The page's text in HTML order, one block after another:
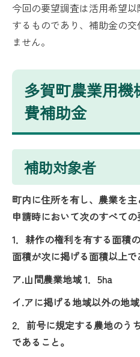
今回の要望調査は活用希望
するものであり、補助金の
ません。
多賀町農業用機
費補助金
補助対象者
町内に住所を有し、農業を主
申請時において次のすべて
1．耕作の権利を有する面積
面積が次に掲げる面積以上で
ア.山間農業地域 1．5ha
イ.アに掲げる地域以外の地
2．前号に規定する農地のう
であること。